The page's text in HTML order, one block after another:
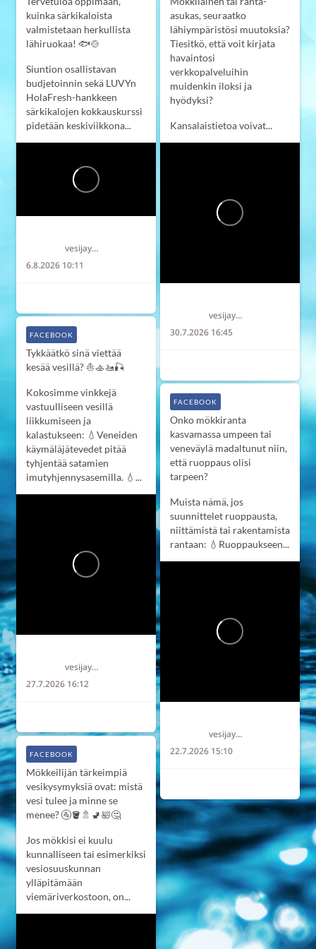
kuinka särkikaloista
valmistetaan herkullista
lähiruokaa! 🐟🍲
Siuntion osallistavan
budjetoinnin sekä LUVYn
HolaFresh-hankkeen
särkikalojen kokkauskurssi
pidetään keskiviikkona...
vesijaymparisto
6.8.2026 10:11
asukas, seuraatko
lähiympäristösi muutoksia?
Tiesitkö, että voit kirjata
havaintosi
verkkopalveluihin
muidenkin iloksi ja
hyödyksi?
Kansalaistietoa voivat...
vesijaymparisto
30.7.2026 16:45
Tykkäätkö sinä viettää
kesää vesillä? ⛵️🚣‍🚤🎣
Kokosimme vinkkejä
vastuulliseen vesillä
liikkumiseen ja
kalastukseen: 💧Veneiden
käymäläjätevedet pitää
tyhjentää satamien
imutyhjennysasemilla. 💧...
vesijaymparisto
27.7.2026 16:12
FACEBOOK
Onko mökkiranta
kasvamassa umpeen tai
veneväylä madaltunut niin,
että ruoppaus olisi
tarpeen?
Muista nämä, jos
suunnittelet ruoppausta,
niittämistä tai rakentamista
rantaan: 💧Ruoppaukseen...
vesijaymparisto
22.7.2026 15:10
FACEBOOK
Mökkeilijän tärkeimpiä
vesikysymyksiä ovat: mistä
vesi tulee ja minne se
menee? 🚰🪣🚿🚽🛀🤔
Jos mökkisi ei kuulu
kunnalliseen tai esimerkiksi
vesiosuuskunnan
ylläpitämään
viemäriverkostoon, on...
FACEBOOK